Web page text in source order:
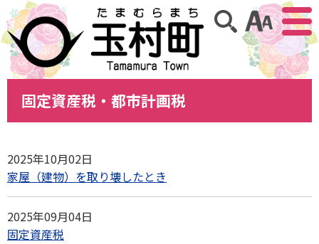
アクセ
サイト内検索
固定資産税・都市計画税
2025年10月02日
家屋（建物）を取り壊したとき
2025年09月04日
固定資産税